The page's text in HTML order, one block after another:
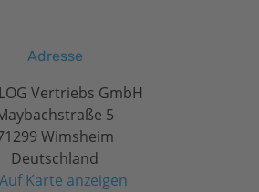
Adresse
Vertriebs GmbH
5
Wimsheim
Deutschland
Auf Karte anzeigen